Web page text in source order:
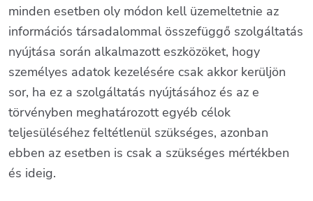
minden esetben oly módon kell üzemeltetnie az
információs társadalommal összefüggő szolgáltatás
nyújtása során alkalmazott eszközöket, hogy
személyes adatok kezelésére csak akkor kerüljön
sor, ha ez a szolgáltatás nyújtásához és az e
törvényben meghatározott egyéb célok
teljesüléséhez feltétlenül szükséges, azonban
ebben az esetben is csak a szükséges mértékben
és ideig.